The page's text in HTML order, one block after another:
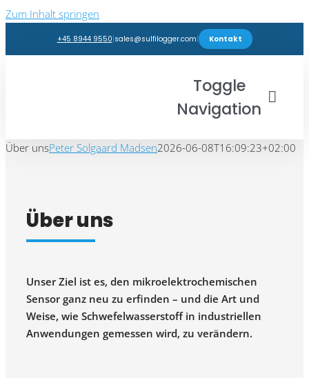
Zum Inhalt springen
+45 8944 9550|sales@sulfilogger.com| Kontakt
Toggle
Navigation
Branchen
Support
Über unsPeter Solgaard Madsen2026-06-08T16:09:23+02:00
Über uns
Unser Ziel ist es, den mikroelektrochemischen
Sensor ganz neu zu erfinden – und die Art und
Weise, wie Schwefelwasserstoff in industriellen
Anwendungen gemessen wird, zu verändern.